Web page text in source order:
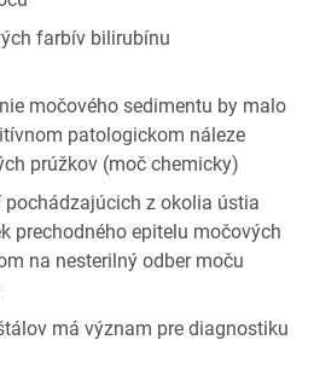
farbív bilirubínu
močového sedimentu by malo
patologickom náleze
prúžkov (moč chemicky)
z okolia ústia
prechodného epitelu močových
na nesterilný odber moču
má význam pre diagnostiku